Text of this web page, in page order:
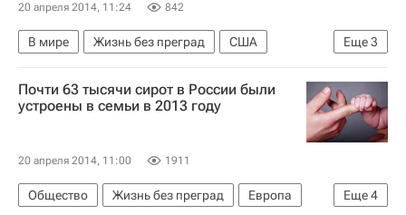
20 апреля 2014, 11:24 842
Еще3
В мире Жизнь без преград
США
Америка
Весь мир Северная Америка
Почти 63 тысячи сирот в России были
устроены в семьи в 2013 году
20 апреля 2014, 11:00 1911
Еще4
Общество Жизнь без преград
Европа